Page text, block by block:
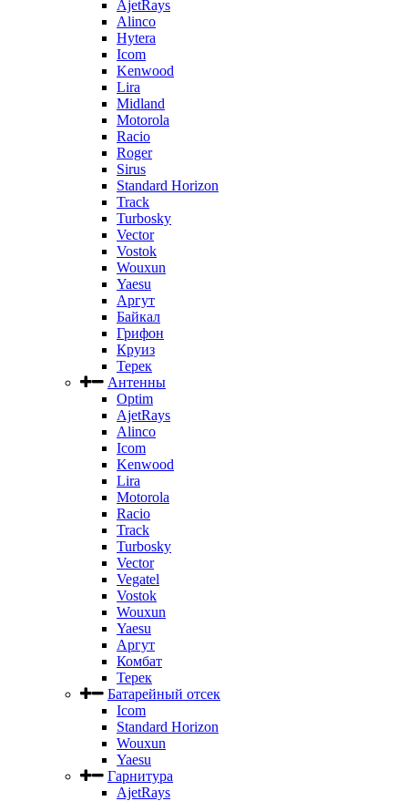
AjetRays
Alinco
Hytera
Icom
Kenwood
Lira
Midland
Motorola
Racio
Roger
Sirus
Standard Horizon
Track
Turbosky
Vector
Vostok
Wouxun
Yaesu
Аргут
Байкал
Грифон
Круиз
Терек
Антенны
Optim
AjetRays
Alinco
Icom
Kenwood
Lira
Motorola
Racio
Track
Turbosky
Vector
Vegatel
Vostok
Wouxun
Yaesu
Аргут
Комбат
Терек
Батарейный отсек
Icom
Standard Horizon
Wouxun
Yaesu
Гарнитура
AjetRays